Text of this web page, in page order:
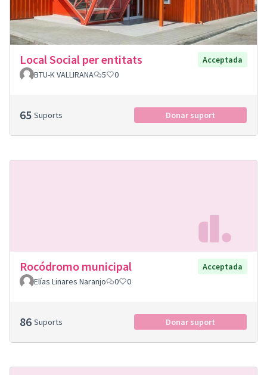
Local Social per entitats
Acceptada
BTU-K VALLIRANA
5 0
65 Suports Donar suport
Rocódromo municipal
Acceptada
Elías Linares Naranjo
0 0
86 Suports Donar suport